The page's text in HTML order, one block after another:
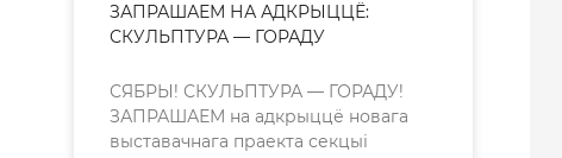
ЗАПРАШАЕМ НА АДКРЫЦЦЁ:
СКУЛЬПТУРА — ГОРАДУ
СЯБРЫ! СКУЛЬПТУРА — ГОРАДУ!
ЗАПРАШАЕМ на адкрыццё новага
выставачнага праекта секцыі